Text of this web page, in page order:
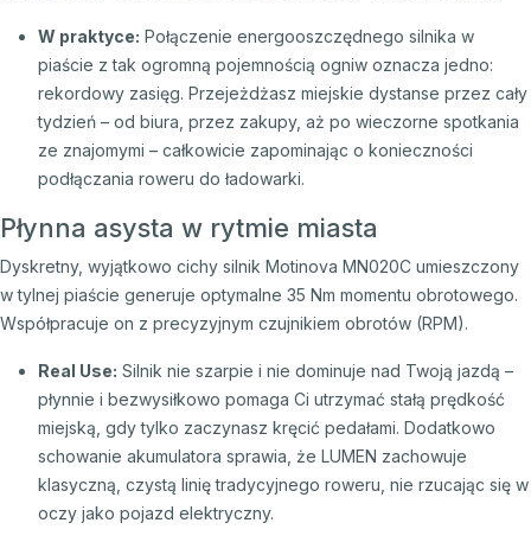
W praktyce: Połączenie energooszczędnego silnika w
piaście z tak ogromną pojemnością ogniw oznacza jedno:
rekordowy zasięg. Przejeżdżasz miejskie dystanse przez cały
tydzień – od biura, przez zakupy, aż po wieczorne spotkania
ze znajomymi – całkowicie zapominając o konieczności
podłączania roweru do ładowarki.
Płynna asysta w rytmie miasta
Dyskretny, wyjątkowo cichy silnik Motinova MN020C umieszczony
w tylnej piaście generuje optymalne 35 Nm momentu obrotowego.
Współpracuje on z precyzyjnym czujnikiem obrotów (RPM).
Real Use: Silnik nie szarpie i nie dominuje nad Twoją jazdą –
płynnie i bezwysiłkowo pomaga Ci utrzymać stałą prędkość
miejską, gdy tylko zaczynasz kręcić pedałami. Dodatkowo
schowanie akumulatora sprawia, że LUMEN zachowuje
klasyczną, czystą linię tradycyjnego roweru, nie rzucając się w
oczy jako pojazd elektryczny.